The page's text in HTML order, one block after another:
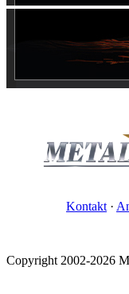
Kontakt ·
Copyright 2002-2026